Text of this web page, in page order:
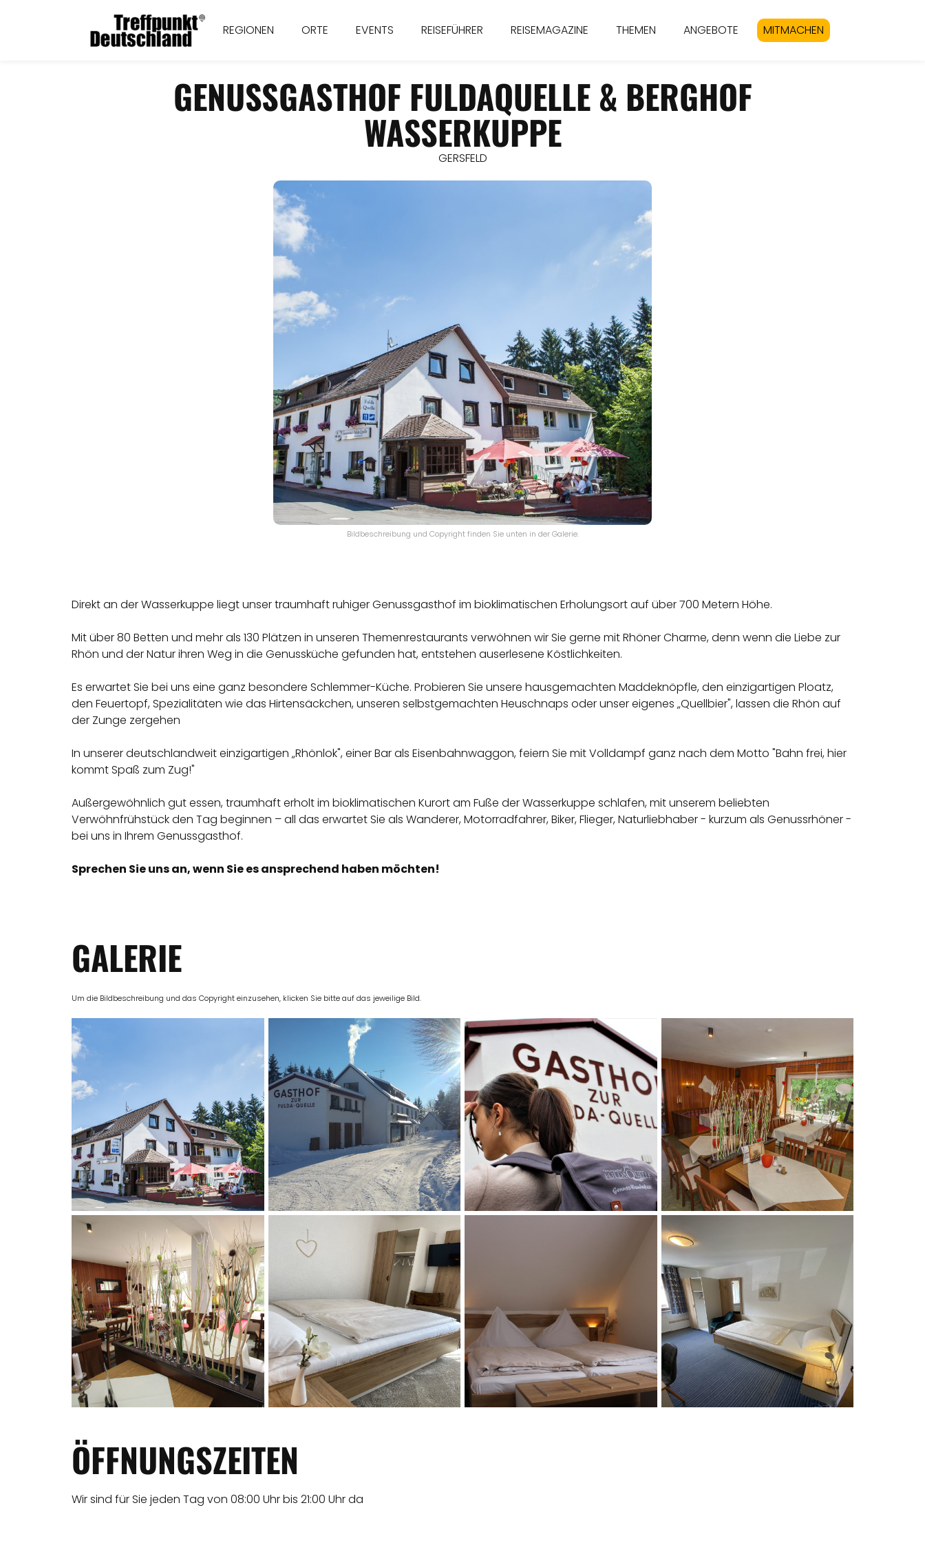
REGIONEN ORTE EVENTS REISEFÜHRER REISEMAGAZINE THEMEN ANGEBOTE MITMACHEN
GENUSSGASTHOF FULDAQUELLE & BERGHOF
WASSERKUPPE
GERSFELD
Bildbeschreibung und Copyright finden Sie unten in der Galerie.
Direkt an der Wasserkuppe liegt unser traumhaft ruhiger Genussgasthof im bioklimatischen Erholungsort auf über 700 Metern Höhe.
Mit über 80 Betten und mehr als 130 Plätzen in unseren Themenrestaurants verwöhnen wir Sie gerne mit Rhöner Charme, denn wenn die Liebe zur
Rhön und der Natur ihren Weg in die Genussküche gefunden hat, entstehen auserlesene Köstlichkeiten.
Es erwartet Sie bei uns eine ganz besondere Schlemmer-Küche. Probieren Sie unsere hausgemachten Maddeknöpfle, den einzigartigen Ploatz,
den Feuertopf, Spezialitäten wie das Hirtensäckchen, unseren selbstgemachten Heuschnaps oder unser eigenes „Quellbier", lassen die Rhön auf
der Zunge zergehen
In unserer deutschlandweit einzigartigen „Rhönlok", einer Bar als Eisenbahnwaggon, feiern Sie mit Volldampf ganz nach dem Motto "Bahn frei, hier
kommt Spaß zum Zug!"
Außergewöhnlich gut essen, traumhaft erholt im bioklimatischen Kurort am Fuße der Wasserkuppe schlafen, mit unserem beliebten
Verwöhnfrühstück den Tag beginnen – all das erwartet Sie als Wanderer, Motorradfahrer, Biker, Flieger, Naturliebhaber - kurzum als Genussrhöner -
bei uns in Ihrem Genussgasthof.
Sprechen Sie uns an, wenn Sie es ansprechend haben möchten!
GALERIE
Um die Bildbeschreibung und das Copyright einzusehen, klicken Sie bitte auf das jeweilige Bild.
ÖFFNUNGSZEITEN
Wir sind für Sie jeden Tag von 08:00 Uhr bis 21:00 Uhr da